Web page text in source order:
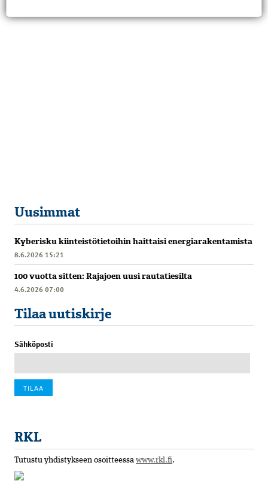
Uusimmat
Kyberisku kiinteistötietoihin haittaisi energiarakentamista
8.6.2026 15:21
100 vuotta sitten: Rajajoen uusi rautatiesilta
4.6.2026 07:00
Tilaa uutiskirje
Sähköposti
RKL
Tutustu yhdistykseen osoitteessa www.rkl.fi.